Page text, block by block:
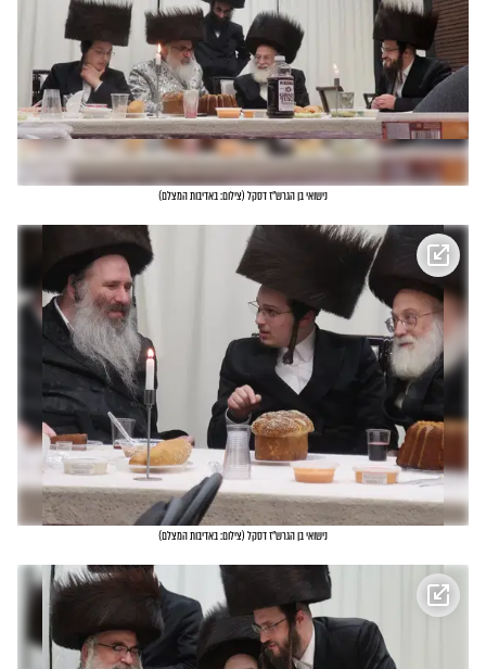
נישואי בן הגרש"ז דסקל (צילום: באדיבות המצלם)
נישואי בן הגרש"ז דסקל (צילום: באדיבות המצלם)